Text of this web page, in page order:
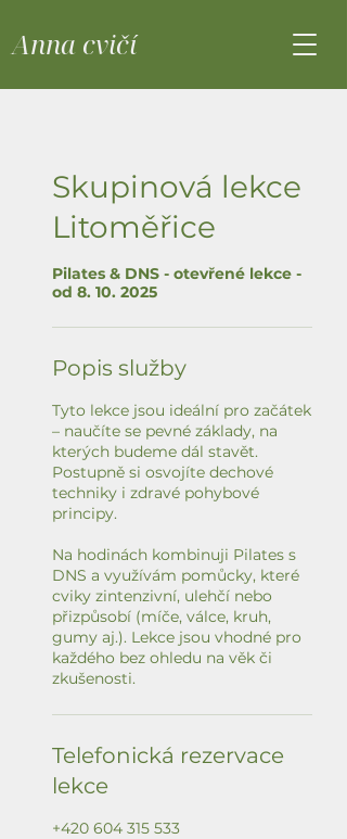
Anna cvičí
Skupinová lekce
Litoměřice
Pilates & DNS - otevřené lekce -
od 8. 10. 2025
Popis služby
Tyto lekce jsou ideální pro začátek
– naučíte se pevné základy, na
kterých budeme dál stavět.
Postupně si osvojíte dechové
techniky i zdravé pohybové
principy.
Na hodinách kombinuji Pilates s
DNS a využívám pomůcky, které
cviky zintenzivní, ulehčí nebo
přizpůsobí (míče, válce, kruh,
gumy aj.). Lekce jsou vhodné pro
každého bez ohledu na věk či
zkušenosti.
Telefonická rezervace
lekce
+420 604 315 533